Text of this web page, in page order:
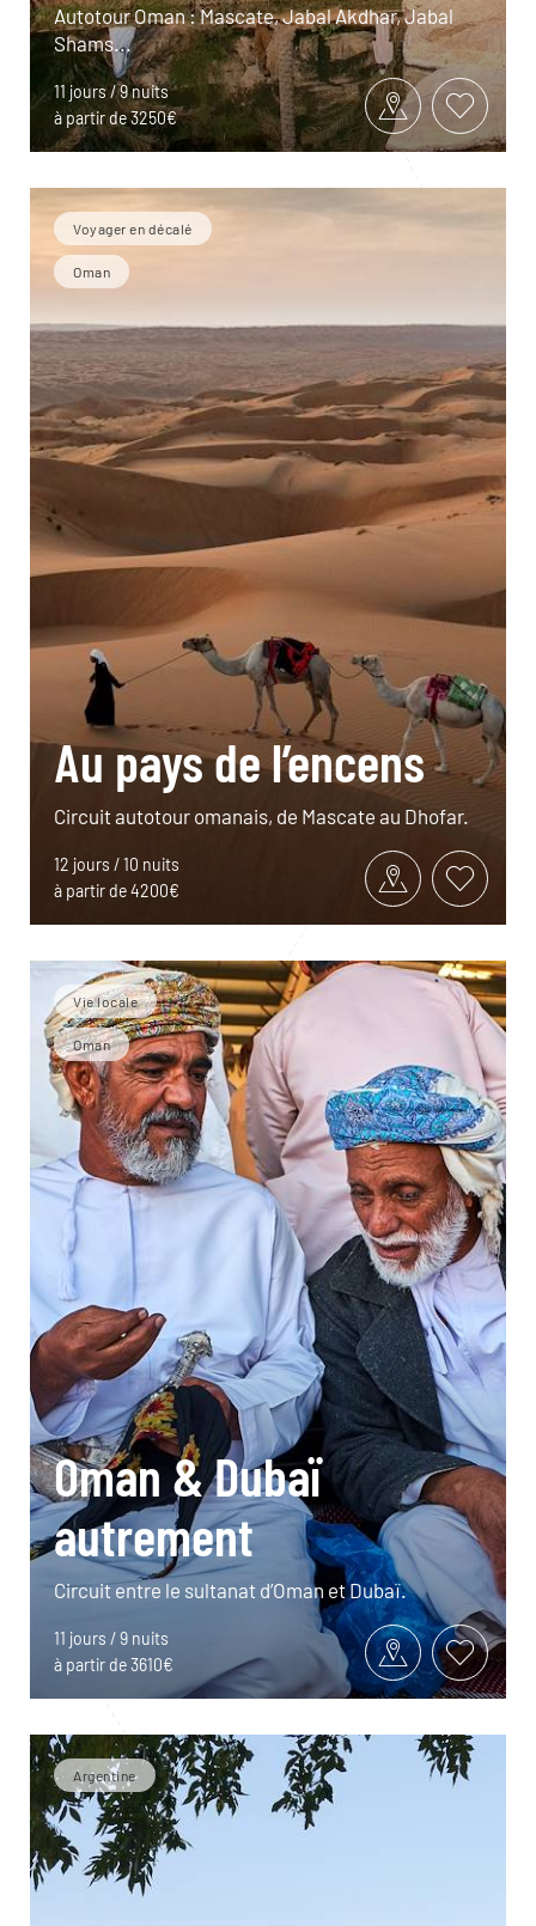
Autotour Oman : Mascate, Jabal Akdhar, Jabal
Shams...
11 jours / 9 nuits
à partir de 3250€
Voyager en décalé
Oman
Au pays de l’encens
Circuit autotour omanais, de Mascate au Dhofar.
12 jours / 10 nuits
à partir de 4200€
Vie locale
Oman
Oman & Dubaï
autrement
Circuit entre le sultanat d’Oman et Dubaï.
11 jours / 9 nuits
à partir de 3610€
Argentine